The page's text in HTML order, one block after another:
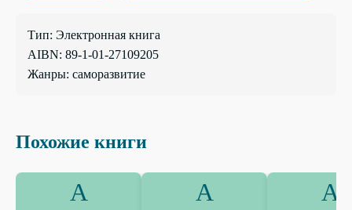
Тип: Электронная книга
AIBN: 89-1-01-27109205
Жанры: саморазвитие
Похожие книги
А А А